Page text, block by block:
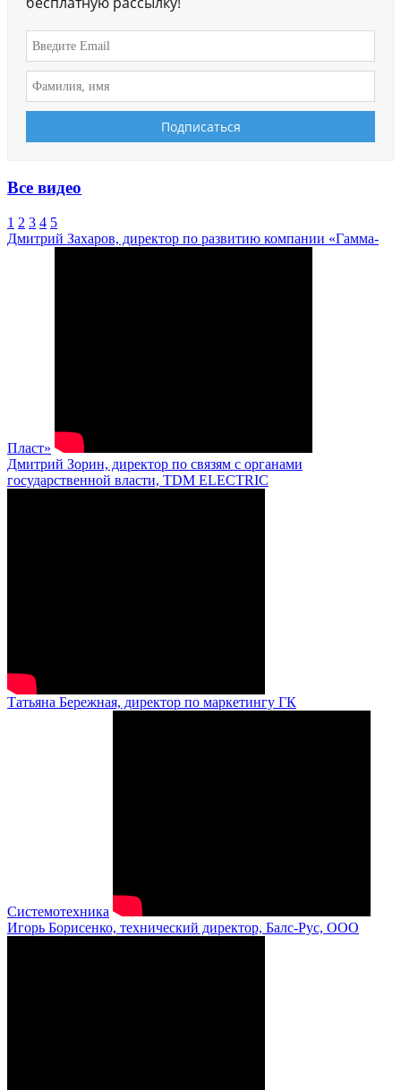
Все видео
1 2 3 4 5
Дмитрий Захаров, директор по развитию компании «Гамма-
Пласт»
Дмитрий Зорин, директор по связям с органами
государственной власти, TDM ELECTRIC
Татьяна Бережная, директор по маркетингу ГК
Системотехника
Игорь Борисенко, технический директор, Балс-Рус, ООО